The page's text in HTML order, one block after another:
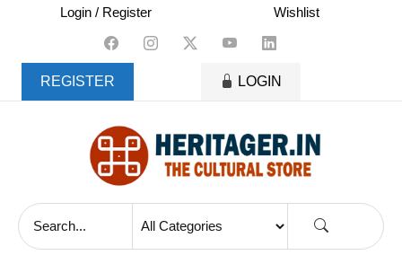
content
Login / Register Wishlist
REGISTER LOGIN